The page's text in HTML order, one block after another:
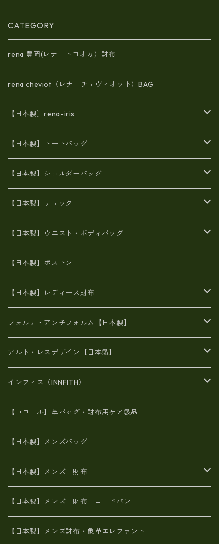
収納、プレゼント
CATEGORY
rena 豊岡(レナ トヨオカ）財布
rena cheviot（レナ チェヴィオット）BAG
【日本製〕rena-iris
エナメル（パテント）レザー
牛革製品トート・ショルダー
牛革製品リュック
【日本製】トートバッグ
火山灰染めバッグ
8号帆布
豊岡製
ヌメ革バッグ
Ａ3サイズ
オイルレザー
エナメル
がま口
リネン
メタリック
スエード
【日本製】ショルダーバッグ
漂流ロープバッグ
6号蝋引き帆布
火山灰染めバッグ
8号帆布
財布ポシェット
牛革
メタリック
オイルレザー
６号蝋引き帆布
豊岡製品
エナメルクロコ
がま口
斜め掛け
【日本製】リュック
帆布
豊岡
豊岡製
牛革
日本製
【日本製】ウエスト・ボディバッグ
帆布
【日本製】ボストン
【日本製】レディース財布
二つ折り財布
がま口財布
スペインレザー
メタリック
長財布
スペインレザー
佐賀牛革
L字ファスナー財布
スペインレザー
革友禅染め
ポーチ
ヌメ革
革友禅染め
財布ショルダー
ヌメ革
がま口財布
革友禅染め
山羊革
火山灰染め
名刺入れ・キーケース、他
フォルナ・アンチフォルム【日本製】
BAG
財布・小物
アルト・レスデザイン【日本製】
BAG
財布・小物
インフィス（INNFITH）
BAG
財布・小物
【コロニル】革バッグ・財布用ケア製品
【日本製】メンズバッグ
【日本製】メンズ 財布
象革エレファント【日本製】メンズ 財布
鮫革シャーク【日本製】メンズ 財布
【日本製】メンズ 財布 コードバン
【日本製】メンズ財布・象革エレファント